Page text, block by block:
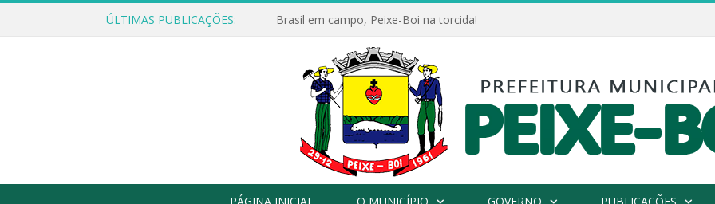
ÚLTIMAS PUBLICAÇÕES: Brasil em campo, Peixe-Boi na torcida!